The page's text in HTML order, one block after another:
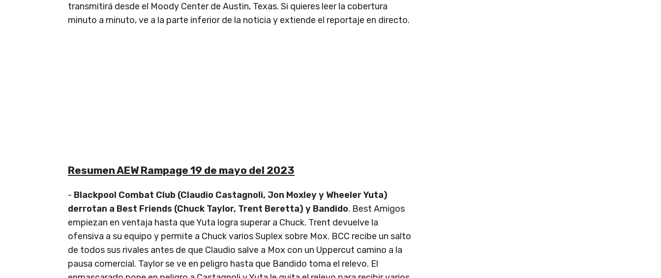
transmitirá desde el Moody Center de Austin, Texas. Si quieres leer la cobertura
minuto a minuto, ve a la parte inferior de la noticia y extiende el reportaje en directo.
Resumen AEW Rampage 19 de mayo del 2023
- Blackpool Combat Club (Claudio Castagnoli, Jon Moxley y Wheeler Yuta)
derrotan a Best Friends (Chuck Taylor, Trent Beretta) y Bandido. Best Amigos
empiezan en ventaja hasta que Yuta logra superar a Chuck. Trent devuelve la
ofensiva a su equipo y permite a Chuck varios Suplex sobre Mox. BCC recibe un salto
de todos sus rivales antes de que Claudio salve a Mox con un Uppercut camino a la
pausa comercial. Taylor se ve en peligro hasta que Bandido toma el relevo. El